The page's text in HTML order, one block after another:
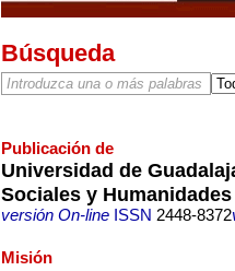
Búsqueda
Publicación de
Universidad de
Sociales y Humanidades
versión On-lineISSN 2448-8372
Misión